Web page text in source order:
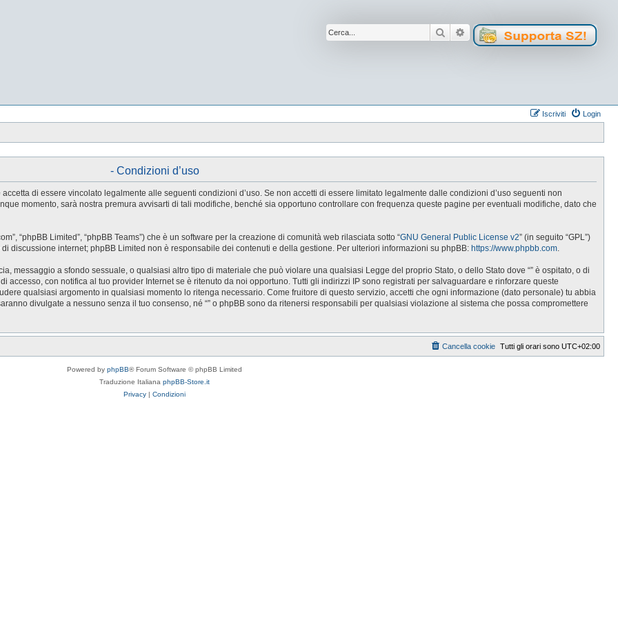
Cerca Ricerca avanzata
Login
Iscriviti
- Condizioni d’uso
accetta di essere vincolato legalmente alle seguenti condizioni d’uso. Se non accetti di essere limitato legalmente dalle condizioni d’uso seguenti non
momento, sarà nostra premura avvisarti di tali modifiche, benché sia opportuno controllare con frequenza queste pagine per eventuali modifiche, dato che
“phpBB Limited”, “phpBB Teams”) che è un software per la creazione di comunità web rilasciata sotto “GNU General Public License v2” (in seguito “GPL”)
discussione internet; phpBB Limited non è responsabile dei contenuti e della gestione. Per ulteriori informazioni su phpBB: https://www.phpbb.com.
messaggio a sfondo sessuale, o qualsiasi altro tipo di materiale che può violare una qualsiasi Legge del proprio Stato, o dello Stato dove “” è ospitato, o di
accesso, con notifica al tuo provider Internet se è ritenuto da noi opportuno. Tutti gli indirizzi IP sono registrati per salvaguardare e rinforzare queste
qualsiasi argomento in qualsiasi momento lo ritenga necessario. Come fruitore di questo servizio, accetti che ogni informazione (dato personale) tu abbia
divulgate a nessuno senza il tuo consenso, né “” o phpBB sono da ritenersi responsabili per qualsiasi violazione al sistema che possa compromettere
Tutti gli orari sono UTC+02:00
Cancella cookie
Powered by phpBB® Forum Software © phpBB Limited
Traduzione Italiana phpBB-Store.it
Privacy | Condizioni